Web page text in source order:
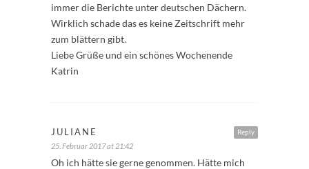
immer die Berichte unter deutschen Dächern.
Wirklich schade das es keine Zeitschrift mehr
zum blättern gibt.
Liebe Grüße und ein schönes Wochenende
Katrin
Reply
JULIANE
25. Februar 2017 at 21:42
Oh ich hätte sie gerne genommen. Hätte mich